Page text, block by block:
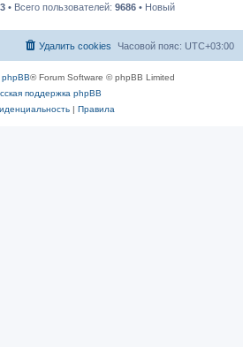
3 • Всего пользователей: 9686 • Новый
Часовой пояс: UTC+03:00
Удалить cookies
phpBB® Forum Software © phpBB Limited
поддержка phpBB
| Правила